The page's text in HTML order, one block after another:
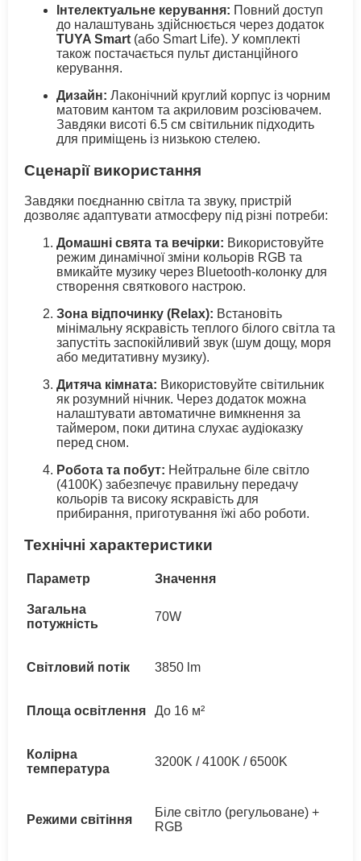
Інтелектуальне керування: Повний доступ
до налаштувань здійснюється через додаток
TUYA Smart (або Smart Life). У комплекті
також постачається пульт дистанційного
керування.
Дизайн: Лаконічний круглий корпус із чорним
матовим кантом та акриловим розсіювачем.
Завдяки висоті 6.5 см світильник підходить
для приміщень із низькою стелею.
Сценарії використання
Завдяки поєднанню світла та звуку, пристрій
дозволяє адаптувати атмосферу під різні потреби:
Домашні свята та вечірки: Використовуйте
режим динамічної зміни кольорів RGB та
вмикайте музику через Bluetooth-колонку для
створення святкового настрою.
Зона відпочинку (Relax): Встановіть
мінімальну яскравість теплого білого світла та
запустіть заспокійливий звук (шум дощу, моря
або медитативну музику).
Дитяча кімната: Використовуйте світильник
як розумний нічник. Через додаток можна
налаштувати автоматичне вимкнення за
таймером, поки дитина слухає аудіоказку
перед сном.
Робота та побут: Нейтральне біле світло
(4100K) забезпечує правильну передачу
кольорів та високу яскравість для
прибирання, приготування їжі або роботи.
Технічні характеристики
Параметр Значення
Загальна
потужність
70W
Світловий потік 3850 lm
Площа освітлення До 16 м²
Колірна
температура
3200K / 4100K / 6500K
Режими світіння
Біле світло (регульоване) +
RGB